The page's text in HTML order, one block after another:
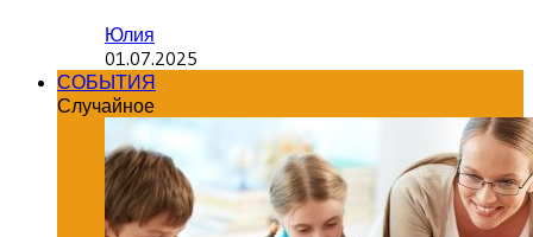
Юлия
01.07.2025
СОБЫТИЯ
Случайное